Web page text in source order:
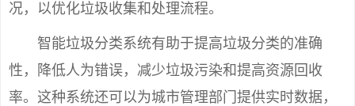
况，以优化垃圾收集和处理流程。
智能垃圾分类系统有助于提高垃圾分类的准确
性，降低人为错误，减少垃圾污染和提高资源回收
率。这种系统还可以为城市管理部门提供实时数据，